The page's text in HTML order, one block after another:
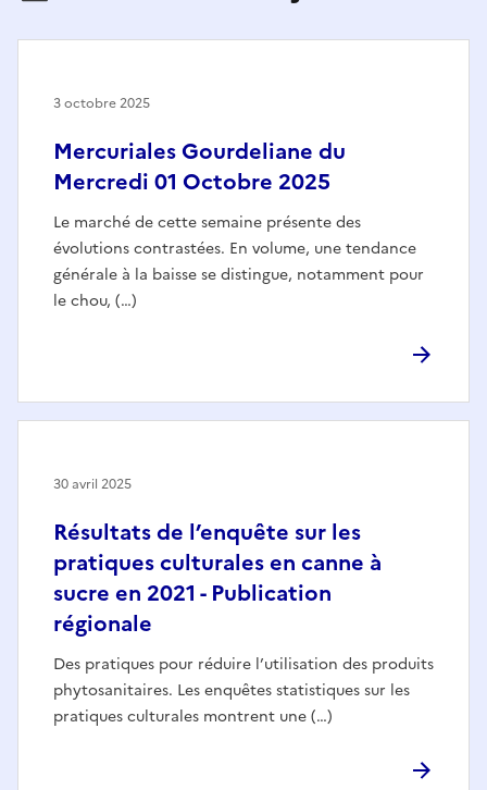
Mercuriales Gourdeliane du
Mercredi 01 Octobre 2025
Le marché de cette semaine présente des
évolutions contrastées. En volume, une tendance
générale à la baisse se distingue, notamment pour
le chou, (…)
3 octobre 2025
Résultats de l’enquête sur les
pratiques culturales en canne à
sucre en 2021 - Publication
régionale
Des pratiques pour réduire l’utilisation des produits
phytosanitaires. Les enquêtes statistiques sur les
pratiques culturales montrent une (…)
30 avril 2025